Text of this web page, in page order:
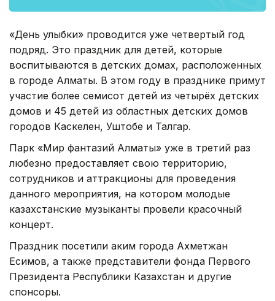
«День улыбки» проводится уже четвертый год
подряд. Это праздник для детей, которые
воспитываются в детских домах, расположенных
в городе Алматы. В этом году в празднике примут
участие более семисот детей из четырёх детских
домов и 45 детей из областных детских домов
городов Каскелен, Уштобе и Талгар.
Парк «Мир фантазий Алматы» уже в третий раз
любезно предоставляет свою территорию,
сотрудников и аттракционы для проведения
данного мероприятия, на котором молодые
казахстанские музыканты провели красочный
концерт.
Праздник посетили аким города Ахметжан
Есимов, а также представители фонда Первого
Президента Республики Казахстан и другие
спонсоры.